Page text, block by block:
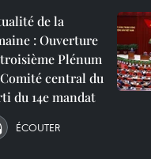
de la
: Ouverture
Plénum
central du
du 14e mandat
ÉCOUTER